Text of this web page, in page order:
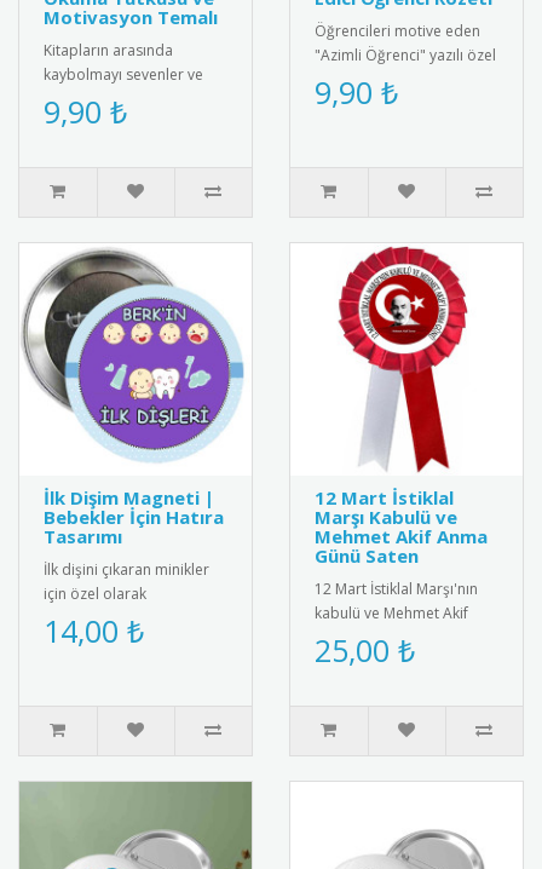
Motivasyon Temalı
Kitapların arasında
kaybolmayı sevenler ve
ders yükünün altından
başarıyla kalkanlar için
9,90 ₺
Öğrencileri motive eden
"Azimli Öğrenci" yazılı özel
tasarım rozet. Kaliteli
metal malzemeden üretil..
9,90 ₺
İlk Dişim Magneti |
Bebekler İçin Hatıra
Tasarımı
İlk dişini çıkaran minikler
için özel olarak
tasarlanmış bebek
magneti. Diş buğdayı
14,00 ₺
12 Mart İstiklal
Marşı Kabulü ve
Mehmet Akif Anma
Günü Saten
12 Mart İstiklal Marşı'nın
kabulü ve Mehmet Akif
Ersoy\'u anma gününe özel
saten kokart. Milli değer..
25,00 ₺